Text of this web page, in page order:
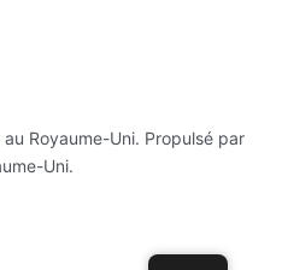
Royaume-Uni. Propulsé par
Uni.